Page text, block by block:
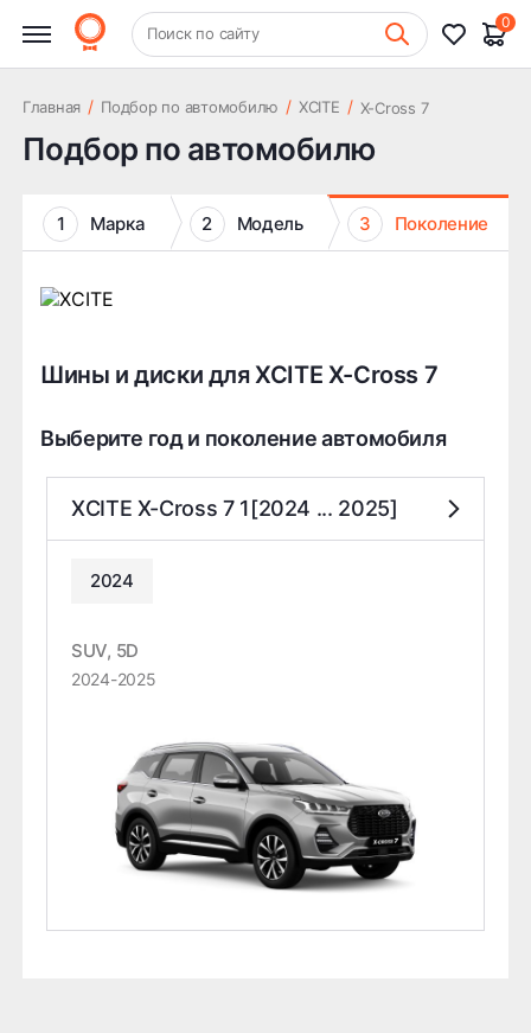
+7 (831) 261-35-35 Шиномонтаж
Поиск по сайту
0
Главная / Подбор по автомобилю / XCITE / X-Cross 7
Подбор по автомобилю
1 Марка 2 Модель 3 Поколение
Шины и диски для XCITE X-Cross 7
Выберите год и поколение автомобиля
XCITE X-Cross 7 1[2024 ... 2025]
2024
SUV, 5D
2024-2025